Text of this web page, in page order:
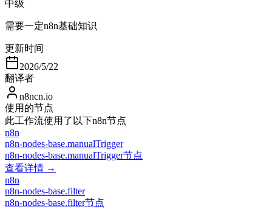
中级
需要一定n8n基础知识
更新时间
2026/5/22
翻译者
n8ncn.io
使用的节点
此工作流使用了以下n8n节点
n8n
n8n-nodes-base.manualTrigger
n8n-nodes-base.manualTrigger节点
查看详情 →
n8n
n8n-nodes-base.filter
n8n-nodes-base.filter节点